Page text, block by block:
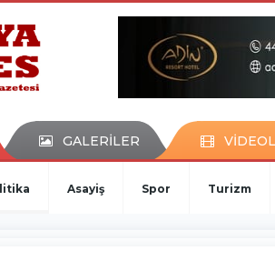
GALERİLER
Asayiş Spor Turizm